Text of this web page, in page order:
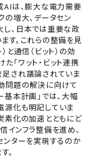
AIは、膨大な電力需要
の増大、データセン
、日本では重要な政
す。これらの整備を見
と通信（ビット）の効
「ワット・ビット連携
され議論されていま
問題の解決に向けて
基本計画」では、大幅
源化も明記していま
素化の加速とともにど
インフラ整備を進め、
ターを実現するのか
。